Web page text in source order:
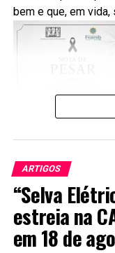
O Brasil tem
natureza. Para
Hermann von
jornais, revistas e
do respeito às
cidadão com a
comparar
Para conferir o
2026 do TSE
bem e que, em
ARTIGOS
“Selva
estreia na
em 18 de